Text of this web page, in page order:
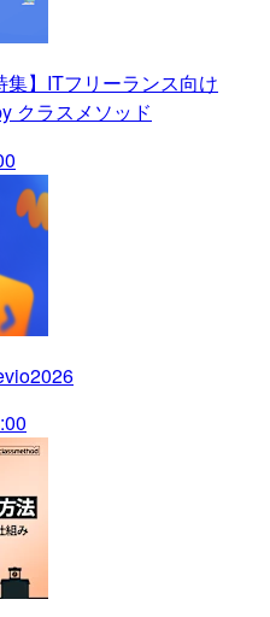
集】ITフリーランス向け
クラスメソッド